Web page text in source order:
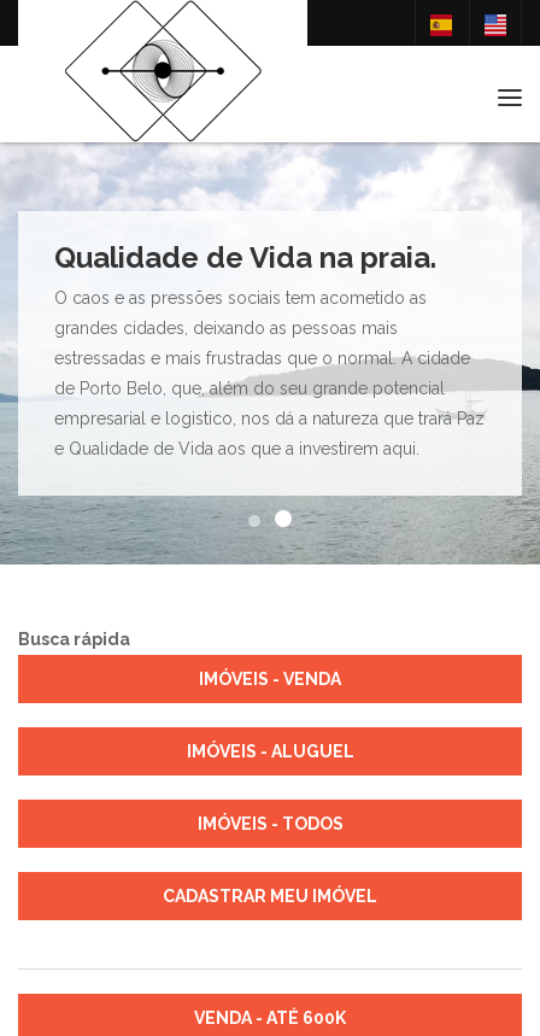
Qualidade de Vida na praia.
O caos e as pressões sociais tem acometido as
grandes cidades, deixando as pessoas mais
estressadas e mais frustradas que o normal. A cidade
de Porto Belo, que, além do seu grande potencial
empresarial e logistico, nos dá a natureza que trará Paz
e Qualidade de Vida aos que a investirem aqui.
Busca rápida
IMÓVEIS - VENDA
IMÓVEIS - ALUGUEL
IMÓVEIS - TODOS
CADASTRAR MEU IMÓVEL
VENDA - ATÉ 600K